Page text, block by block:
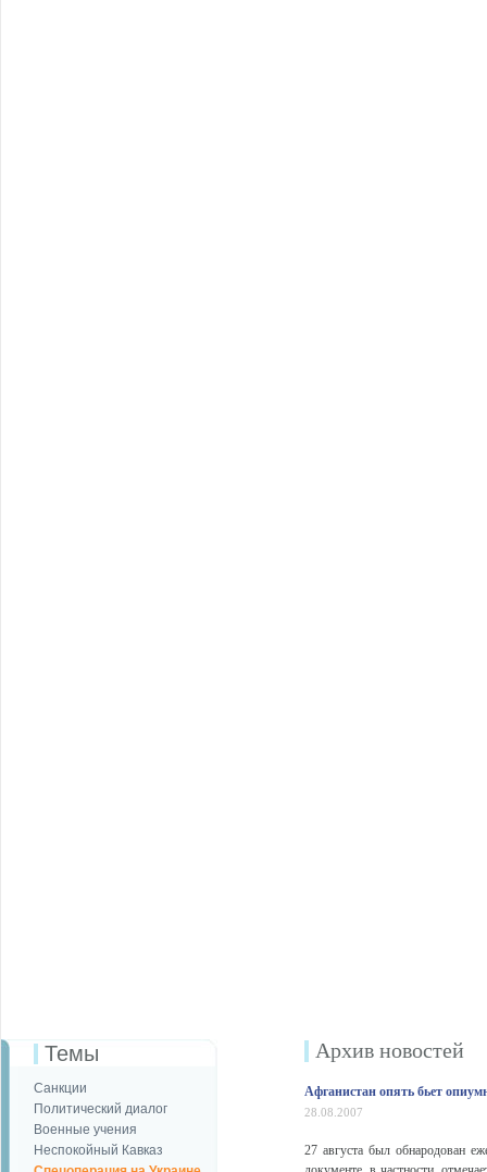
Темы
Санкции
Политический диалог
Военные учения
Неспокойный Кавказ
Архив новостей
Афганистан опять бьет
28.08.2007
27 августа был обнародован